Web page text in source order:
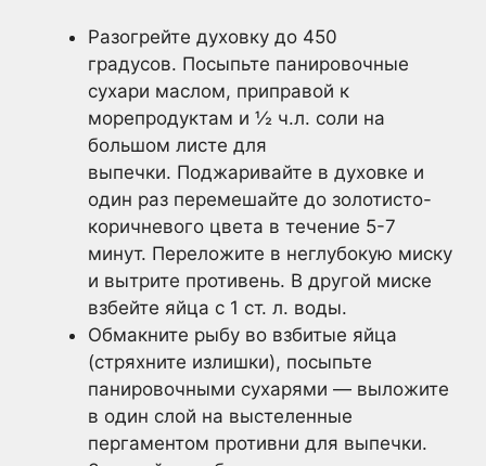
Разогрейте духовку до 450
градусов. Посыпьте панировочные
сухари маслом, приправой к
морепродуктам и ½ ч.л. соли на
большом листе для
выпечки. Поджаривайте в духовке и
один раз перемешайте до золотисто-
коричневого цвета в течение 5-7
минут. Переложите в неглубокую миску
и вытрите противень. В другой миске
взбейте яйца с 1 ст. л. воды.
Обмакните рыбу во взбитые яйца
(стряхните излишки), посыпьте
панировочными сухарями — выложите
в один слой на выстеленные
пергаментом противни для выпечки.